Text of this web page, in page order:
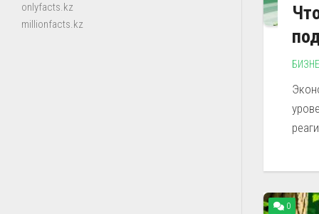
0
onlyfacts.kz
millionfacts.kz